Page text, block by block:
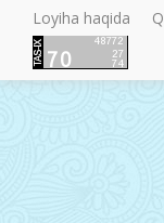
Loyiha haqida